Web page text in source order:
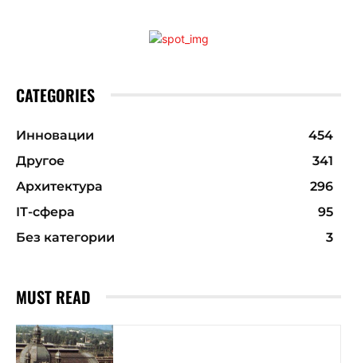
CATEGORIES
Инновации
454
Другое
341
Архитектура
296
ІТ-сфера
95
Без категории
3
MUST READ